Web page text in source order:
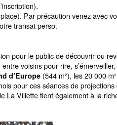
Par précaution venez avec
transat perso.
pour le public de découvrir ou
voisins pour rire, s’émerveiller,
d’Europe (544 m²), les 20 000
pour ces séances de
La Villette tient également à la